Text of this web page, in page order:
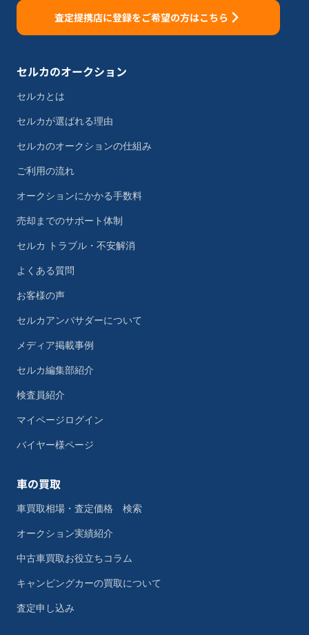
査定提携店に登録をご希望の方はこちら
セルカのオークション
セルカとは
セルカが選ばれる理由
セルカのオークションの仕組み
ご利用の流れ
オークションにかかる手数料
売却までのサポート体制
セルカ トラブル・不安解消
よくある質問
お客様の声
セルカアンバサダーについて
メディア掲載事例
セルカ編集部紹介
検査員紹介
マイページログイン
バイヤー様ページ
車の買取
車買取相場・査定価格 検索
オークション実績紹介
中古車買取お役立ちコラム
キャンピングカーの買取について
査定申し込み